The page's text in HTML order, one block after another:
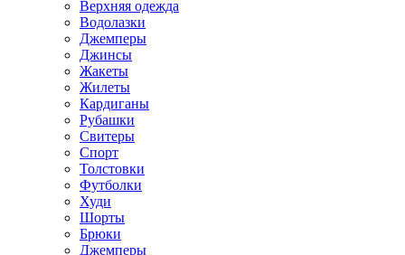
Верхняя одежда
Водолазки
Джемперы
Джинсы
Жакеты
Жилеты
Кардиганы
Рубашки
Свитеры
Спорт
Толстовки
Футболки
Худи
Шорты
Брюки
Джемперы